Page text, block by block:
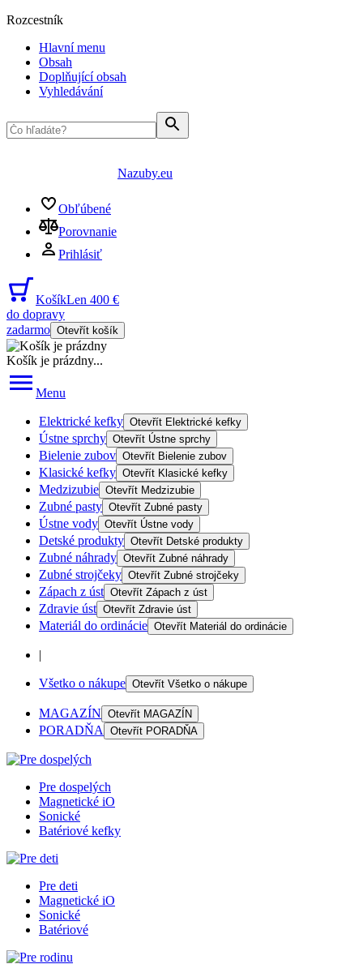
Rozcestník
Hlavní menu
Obsah
Doplňující obsah
Vyhledávání
Nazuby.eu
Obľúbené
Porovnanie
Prihlásiť
KošíkLen 400 €
do dopravy
zadarmo Otevřít košík
Košík je prázdny...
Menu
Elektrické kefky Otevřít Elektrické kefky
Ústne sprchy Otevřít Ústne sprchy
Bielenie zubov Otevřít Bielenie zubov
Klasické kefky Otevřít Klasické kefky
Medzizubie Otevřít Medzizubie
Zubné pasty Otevřít Zubné pasty
Ústne vody Otevřít Ústne vody
Detské produkty Otevřít Detské produkty
Zubné náhrady Otevřít Zubné náhrady
Zubné strojčeky Otevřít Zubné strojčeky
Zápach z úst Otevřít Zápach z úst
Zdravie úst Otevřít Zdravie úst
Materiál do ordinácie Otevřít Materiál do ordinácie
|
Všetko o nákupe Otevřít Všetko o nákupe
MAGAZÍN Otevřít MAGAZÍN
PORADŇA Otevřít PORADŇA
Pre dospelých
Magnetické iO
Sonické
Batériové kefky
Pre deti
Magnetické iO
Sonické
Batériové